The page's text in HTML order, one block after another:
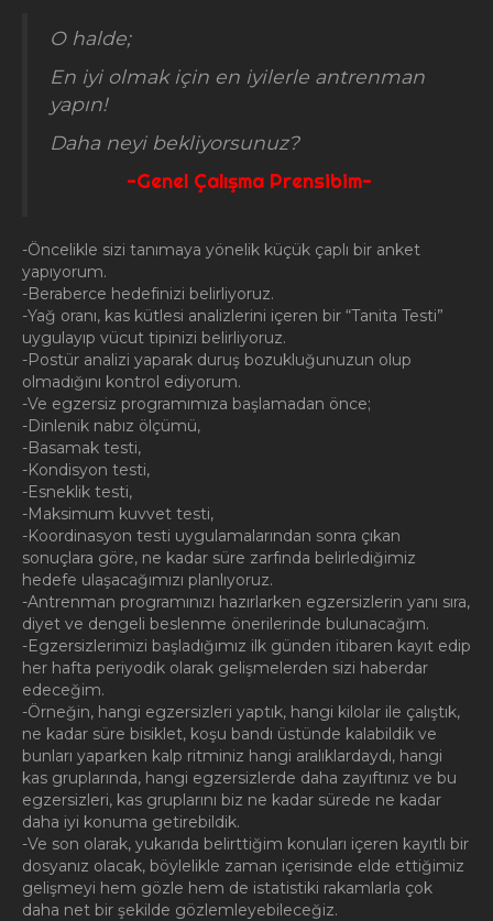
O halde;
En iyi olmak için en iyilerle antrenman
yapın!
Daha neyi bekliyorsunuz?
-Genel Çalışma Prensibim-
-Öncelikle sizi tanımaya yönelik küçük çaplı bir anket
yapıyorum.
-Beraberce hedefinizi belirliyoruz.
-Yağ oranı, kas kütlesi analizlerini içeren bir “Tanita Testi”
uygulayıp vücut tipinizi belirliyoruz.
-Postür analizi yaparak duruş bozukluğunuzun olup
olmadığını kontrol ediyorum.
-Ve egzersiz programımıza başlamadan önce;
-Dinlenik nabız ölçümü,
-Basamak testi,
-Kondisyon testi,
-Esneklik testi,
-Maksimum kuvvet testi,
-Koordinasyon testi uygulamalarından sonra çıkan
sonuçlara göre, ne kadar süre zarfında belirlediğimiz
hedefe ulaşacağımızı planlıyoruz.
-Antrenman programınızı hazırlarken egzersizlerin yanı sıra,
diyet ve dengeli beslenme önerilerinde bulunacağım.
-Egzersizlerimizi başladığımız ilk günden itibaren kayıt edip
her hafta periyodik olarak gelişmelerden sizi haberdar
edeceğim.
-Örneğin, hangi egzersizleri yaptık, hangi kilolar ile çalıştık,
ne kadar süre bisiklet, koşu bandı üstünde kalabildik ve
bunları yaparken kalp ritminiz hangi aralıklardaydı, hangi
kas gruplarında, hangi egzersizlerde daha zayıftınız ve bu
egzersizleri, kas gruplarını biz ne kadar sürede ne kadar
daha iyi konuma getirebildik.
-Ve son olarak, yukarıda belirttiğim konuları içeren kayıtlı bir
dosyanız olacak, böylelikle zaman içerisinde elde ettiğimiz
gelişmeyi hem gözle hem de istatistiki rakamlarla çok
daha net bir şekilde gözlemleyebileceğiz.